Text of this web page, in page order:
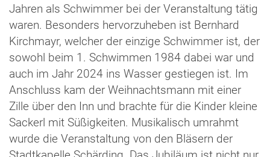
Jahren als Schwimmer bei der Veranstaltung tätig
waren. Besonders hervorzuheben ist Bernhard
Kirchmayr, welcher der einzige Schwimmer ist, der
sowohl beim 1. Schwimmen 1984 dabei war und
auch im Jahr 2024 ins Wasser gestiegen ist. Im
Anschluss kam der Weihnachtsmann mit einer
Zille über den Inn und brachte für die Kinder kleine
Sackerl mit Süßigkeiten. Musikalisch umrahmt
wurde die Veranstaltung von den Bläsern der